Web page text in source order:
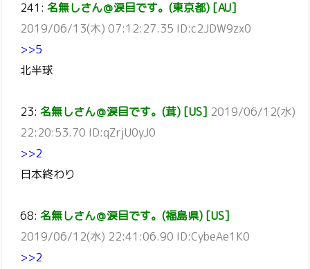
241: 名無しさん＠涙目です。(東京都) [AU]
2019/06/13(木) 07:12:27.35 ID:c2JDW9zx0
>>5
北半球
23: 名無しさん＠涙目です。(茸) [US] 2019/06/12(水)
22:20:53.70 ID:qZrjU0yJ0
>>2
日本終わり
68: 名無しさん＠涙目です。(福島県) [US]
2019/06/12(水) 22:41:06.90 ID:CybeAe1K0
>>2